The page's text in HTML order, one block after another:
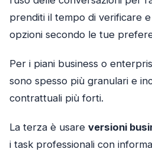
prenditi il tempo di verificare
opzioni secondo le tue
Per i piani business o
sono spesso più granulari e
contrattuali più forti.
La terza è usare versioni
i task professionali con